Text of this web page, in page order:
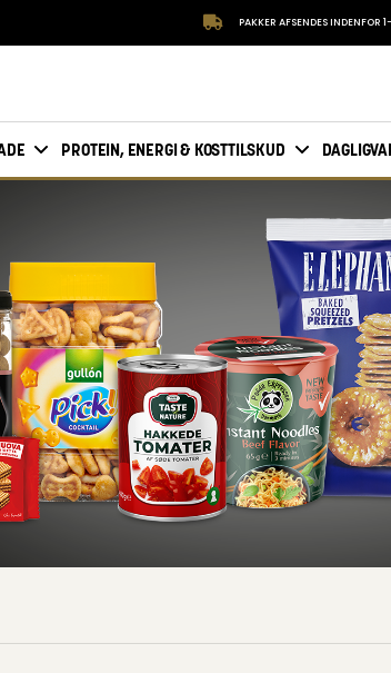
PAKKER AFSENDES INDENFOR
PROTEIN, ENERGI & KOSTTILSKUD